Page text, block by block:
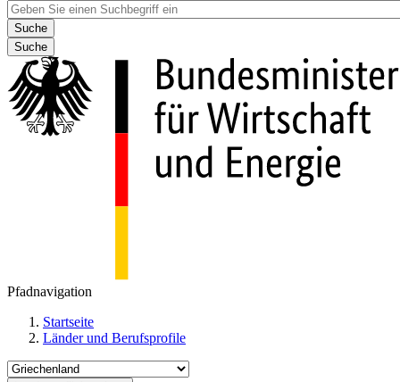
Suche
Pfadnavigation
Startseite
Länder und Berufsprofile